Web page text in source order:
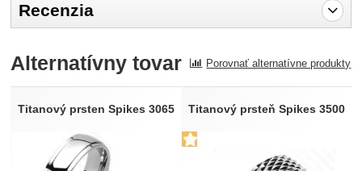
Recenzia
Recenzia
Alternatívny tovar Porovnať alternatívne produkty
Titanový prsten Spikes 3065 Titanový prsteň Spikes 3500